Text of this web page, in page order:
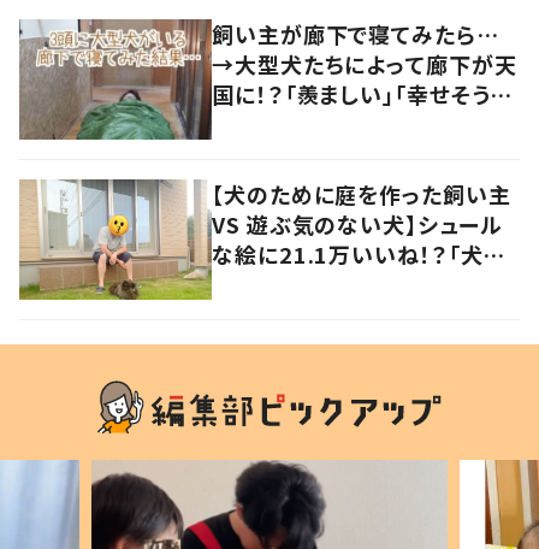
飼い主が廊下で寝てみたら…
→大型犬たちによって廊下が天
国に！？「羨ましい」「幸せそう」
【犬のために庭を作った飼い主
VS 遊ぶ気のない犬】シュール
な絵に21.1万いいね！？「犬の